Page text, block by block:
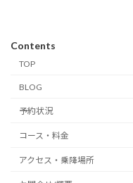
Contents
TOP
BLOG
予約状況
コース・料金
アクセス・乗降場所